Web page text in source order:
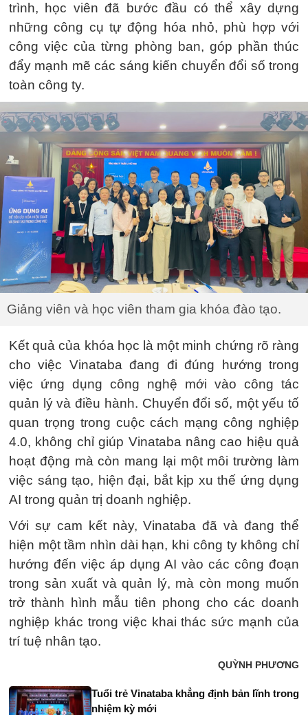
trình, học viên đã bước đầu có thể xây dựng
những công cụ tự động hóa nhỏ, phù hợp với
công việc của từng phòng ban, góp phần thúc
đẩy mạnh mẽ các sáng kiến chuyển đổi số trong
toàn công ty.
Giảng viên và học viên tham gia khóa đào tạo.
Kết quả của khóa học là một minh chứng rõ ràng
cho việc Vinataba đang đi đúng hướng trong
việc ứng dụng công nghệ mới vào công tác
quản lý và điều hành. Chuyển đổi số, một yếu tố
quan trọng trong cuộc cách mạng công nghiệp
4.0, không chỉ giúp Vinataba nâng cao hiệu quả
hoạt động mà còn mang lại một môi trường làm
việc sáng tạo, hiện đại, bắt kịp xu thế ứng dụng
AI trong quản trị doanh nghiệp.
Với sự cam kết này, Vinataba đã và đang thể
hiện một tầm nhìn dài hạn, khi công ty không chỉ
hướng đến việc áp dụng AI vào các công đoạn
trong sản xuất và quản lý, mà còn mong muốn
trở thành hình mẫu tiên phong cho các doanh
nghiệp khác trong việc khai thác sức mạnh của
trí tuệ nhân tạo.
QUỲNH PHƯƠNG
Tuổi trẻ Vinataba khẳng định bản lĩnh trong
nhiệm kỳ mới